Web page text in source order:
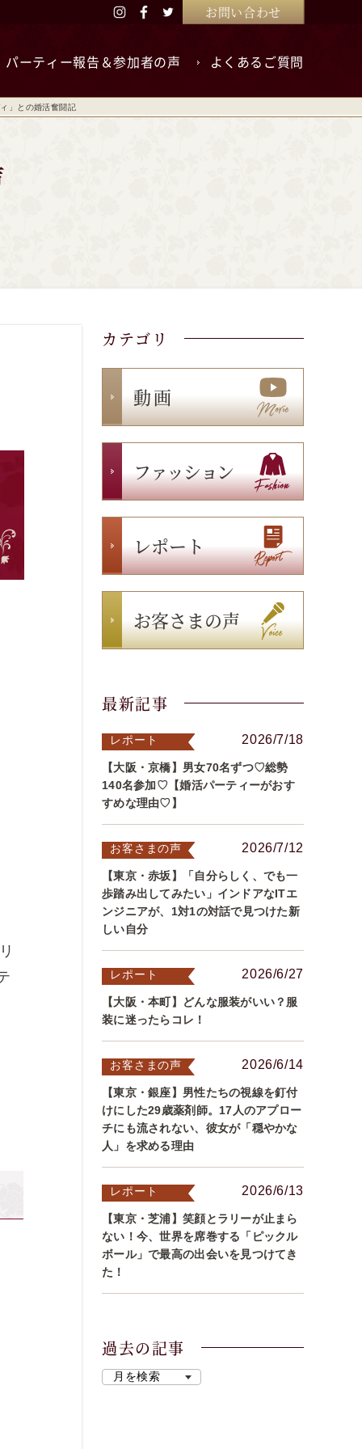
お問い合わせ
パーティー報告＆参加者の声 よくあるご質問
」との婚活奮闘記
カテゴリ
動 画
ファッション
レポート
お客さまの声
最新記事
2026/7/18
レポート
【大阪・京橋】男女70名ずつ♡総勢
140名参加♡【婚活パーティーがおす
すめな理由♡】
2026/7/12
お客さまの声
【東京・赤坂】「自分らしく、でも一
歩踏み出してみたい」インドアなITエ
ンジニアが、1対1の対話で見つけた新
しい自分
2026/6/27
レポート
【大阪・本町】どんな服装がいい？服
装に迷ったらコレ！
2026/6/14
お客さまの声
【東京・銀座】男性たちの視線を釘付
けにした29歳薬剤師。17人のアプロー
チにも流されない、彼女が「穏やかな
人」を求める理由
2026/6/13
レポート
【東京・芝浦】笑顔とラリーが止まら
ない！今、世界を席巻する「ピックル
ボール」で最高の出会いを見つけてき
た！
過去の記事